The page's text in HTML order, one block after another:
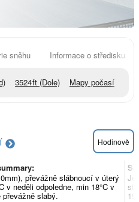
sněhu Informace o středisku
3524ft (Dole) Mapy počasí
Hodinově
převážně slábnoucí v úterý
v neděli odpoledne, min 18°C v
slabý.